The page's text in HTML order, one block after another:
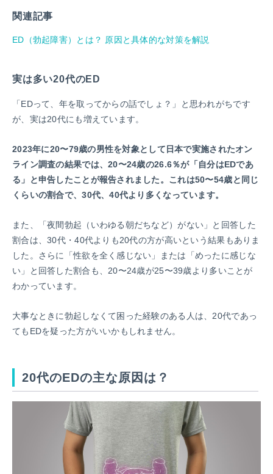
関連記事
ED（勃起障害）とは？ 原因と具体的な対策を解説
実は多い20代のED
「EDって、年を取ってからの話でしょ？」と思われがちです
が、実は20代にも増えています。
2023年に20〜79歳の男性を対象として日本で実施されたオン
ライン調査の結果では、20〜24歳の26.6％が「自分はEDであ
る」と申告したことが報告されました。これは50〜54歳と同じ
くらいの割合で、30代、40代より多くなっています。
また、「夜間勃起（いわゆる朝だちなど）がない」と回答した
割合は、30代・40代よりも20代の方が高いという結果もありま
した。さらに「性欲を全く感じない」または「めったに感じな
い」と回答した割合も、20〜24歳が25〜39歳より多いことが
わかっています。
大事なときに勃起しなくて困った経験のある人は、20代であっ
てもEDを疑った方がいいかもしれません。
20代のEDの主な原因は？